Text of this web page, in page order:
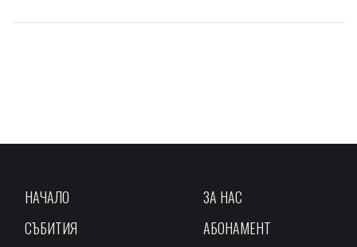
НАЧАЛО
СЪБИТИЯ
ЗА НАС
АБОНАМЕНТ